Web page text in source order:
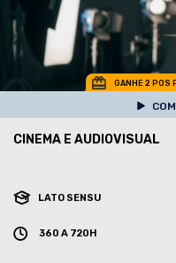
GANHE 2 POS
CINEMA E AUDIOVISUAL
LATO SENSU
360 A 720H